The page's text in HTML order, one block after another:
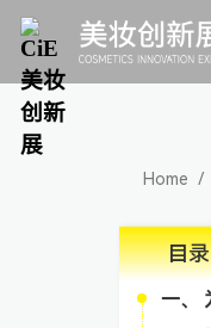
Home /
目录